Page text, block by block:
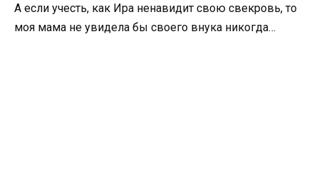
А если учесть, как Ира ненавидит свою свекровь, то
моя мама не увидела бы своего внука никогда…